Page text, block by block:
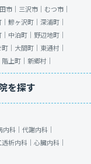
市｜ 三沢市｜ むつ市｜
鰺ヶ沢町｜ 深浦町｜
中泊町｜ 野辺地町｜
｜ 大間町｜ 東通村｜
階上町｜ 新郷村｜
を探す
科｜ 代謝内科｜
析内科｜ 心臓内科｜